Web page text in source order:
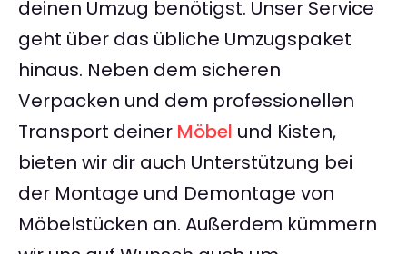
deinen Umzug benötigst. Unser Service
geht über das übliche Umzugspaket
hinaus. Neben dem sicheren
Verpacken und dem professionellen
Transport deiner Möbel und Kisten,
bieten wir dir auch Unterstützung bei
der Montage und Demontage von
Möbelstücken an. Außerdem kümmern